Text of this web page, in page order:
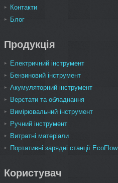
Контакти
Блог
Продукція
Електричний інструмент
Бензиновий інструмент
Акумуляторний інструмент
Верстати та обладнання
Вимірювальний інструмент
Ручний інструмент
Витратні матеріали
Портативні зарядні станції EcoFlow
Користувач